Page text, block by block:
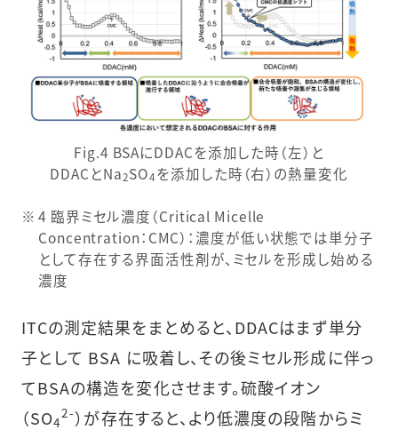
Fig.4 BSAにDDACを添加した時（左）と
DDACとNa2SO4を添加した時（右）の熱量変化
4 臨界ミセル濃度（Critical Micelle
Concentration：CMC）：濃度が低い状態では単分子
として存在する界面活性剤が、ミセルを形成し始める
濃度
ITCの測定結果をまとめると、DDACはまず単分
子として BSA に吸着し、その後ミセル形成に伴っ
てBSAの構造を変化させます。硫酸イオン
（SO4
2-）が存在すると、より低濃度の段階からミ